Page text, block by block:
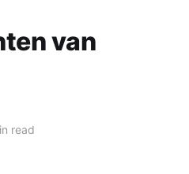
van
read